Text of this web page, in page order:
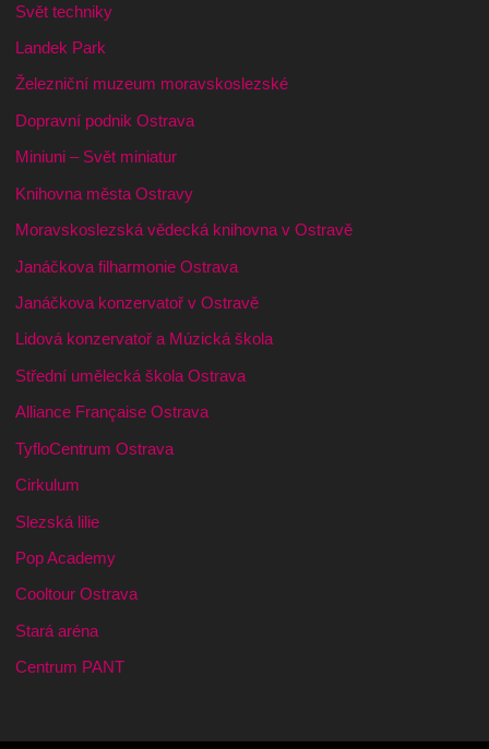
Svět techniky
Landek Park
Železniční muzeum moravskoslezské
Dopravní podnik Ostrava
Miniuni – Svět miniatur
Knihovna města Ostravy
Moravskoslezská vědecká knihovna v Ostravě
Janáčkova filharmonie Ostrava
Janáčkova konzervatoř v Ostravě
Lidová konzervatoř a Múzická škola
Střední umělecká škola Ostrava
Alliance Française Ostrava
TyfloCentrum Ostrava
Cirkulum
Slezská lilie
Pop Academy
Cooltour Ostrava
Stará aréna
Centrum PANT